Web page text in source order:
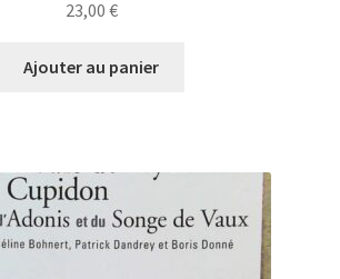
23,00 €
Ajouter au panier